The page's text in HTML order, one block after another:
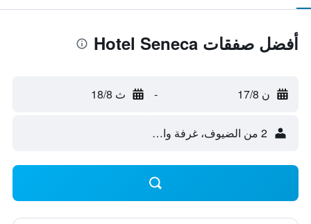
أفضل صفقات Hotel Seneca
ن 17/8 - ث 18/8
2 من الضيوف، غرفة واحدة